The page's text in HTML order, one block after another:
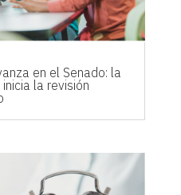
en el Senado: la
la revisión